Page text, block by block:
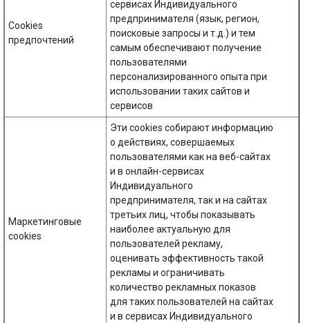
Cookies
предпочтений
сервисах Индивидуального
предпринимателя (язык, регион,
поисковые запросы и т.д.) и тем
самым обеспечивают получение
пользователями
персонализированного опыта при
использовании таких сайтов и
сервисов
Маркетинговые
cookies
Эти cookies собирают информацию
о действиях, совершаемых
пользователями как на веб-сайтах
и в онлайн-сервисах
Индивидуального
предпринимателя, так и на сайтах
третьих лиц, чтобы показывать
наиболее актуальную для
пользователей рекламу,
оценивать эффективность такой
рекламы и ограничивать
количество рекламных показов
для таких пользователей на сайтах
и в сервисах Индивидуального